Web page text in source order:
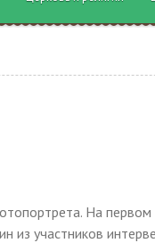
На первом
из участников